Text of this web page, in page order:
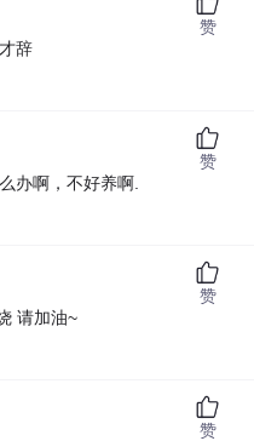
辞
赞
办啊，不好养啊.
赞
请加油~
赞
赞